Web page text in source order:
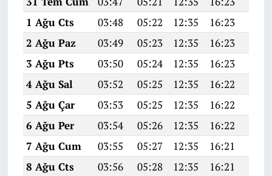
1 Ağu Cts
03:48 05:22 12:35 16:23
2 Ağu Paz
03:49 05:23 12:35 16:23
3 Ağu Pts
03:50 05:24 12:35 16:23
4 Ağu Sal
03:52 05:25 12:35 16:22
5 Ağu Çar
03:53 05:25 12:35 16:22
6 Ağu Per
03:54 05:26 12:35 16:22
7 Ağu Cum
03:55 05:27 12:35 16:21
8 Ağu Cts
03:56 05:28 12:35 16:21